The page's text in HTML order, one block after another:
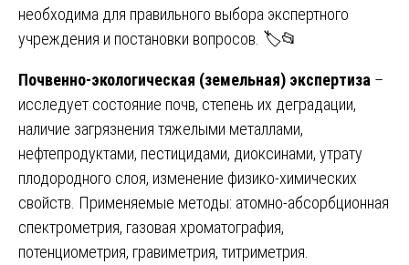
необходима для правильного выбора экспертного
учреждения и постановки вопросов. 🏷️📂
Почвенно-экологическая (земельная) экспертиза –
исследует состояние почв, степень их деградации,
наличие загрязнения тяжелыми металлами,
нефтепродуктами, пестицидами, диоксинами, утрату
плодородного слоя, изменение физико-химических
свойств. Применяемые методы: атомно-абсорбционная
спектрометрия, газовая хроматография,
потенциометрия, гравиметрия, титриметрия.